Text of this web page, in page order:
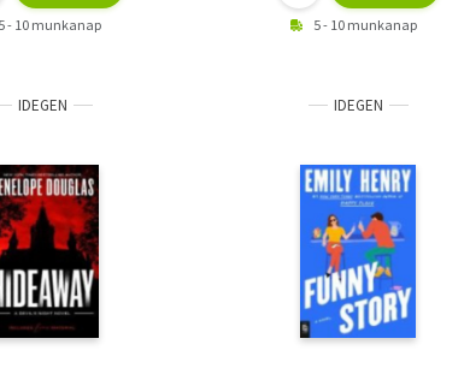
5 - 10 munkanap 5 - 10 munkanap
IDEGEN IDEGEN